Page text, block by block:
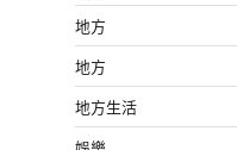
地方
地方
地方生活